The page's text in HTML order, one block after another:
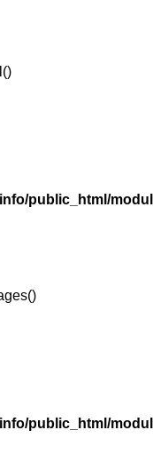
public_html/
public_html/